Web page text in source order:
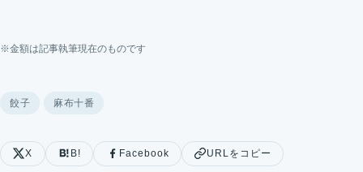
※金額は記事執筆現在のものです
餃子 麻布十番
X B! Facebook URLをコピー